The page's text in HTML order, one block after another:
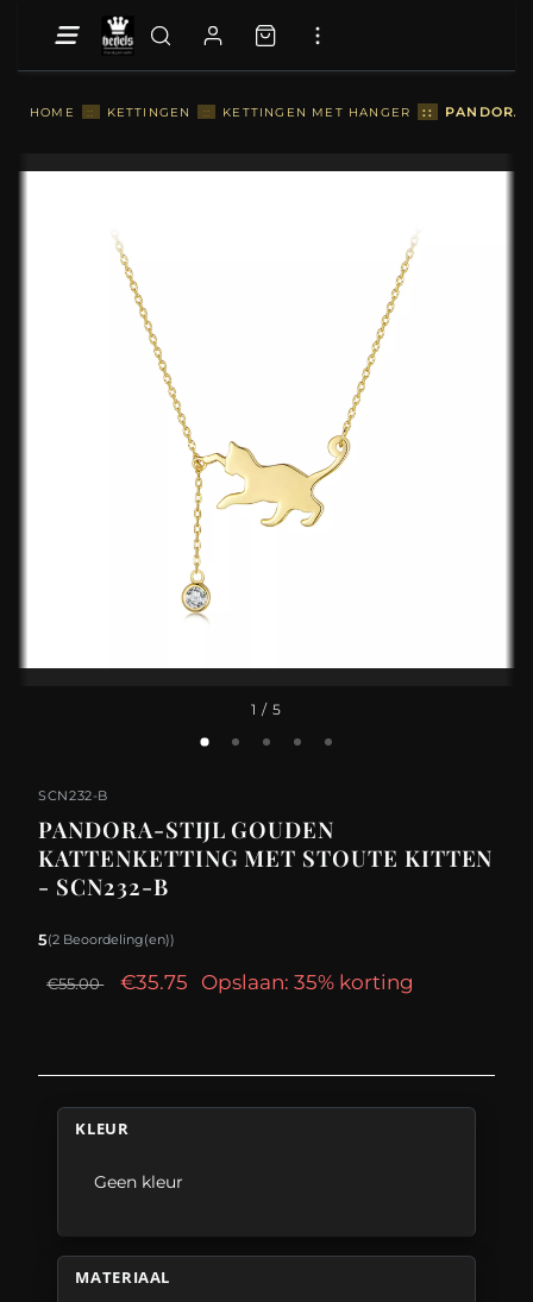
HOME :: KETTINGEN :: KETTINGEN MET HANGER ::
1 / 5
SCN232-B
PANDORA-STIJL GOUDEN
KATTENKETTING MET STOUTE KITTEN
- SCN232-B
5(2 Beoordeling(en))
€55.00 €35.75 Opslaan: 35% korting
KLEUR
Geen kleur
MATERIAAL